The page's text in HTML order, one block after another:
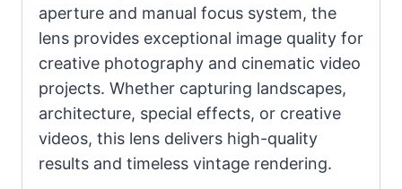
aperture and manual focus system, the
lens provides exceptional image quality for
creative photography and cinematic video
projects. Whether capturing landscapes,
architecture, special effects, or creative
videos, this lens delivers high-quality
results and timeless vintage rendering.